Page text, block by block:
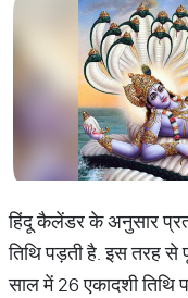
हिंदू कैलेंडर के अनुसार
तिथि पड़ती है. इस तरह
साल में 26 एकादशी